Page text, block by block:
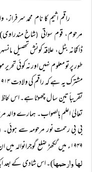
راقم اثیم کا نام محمد
مرحوم، قوم سواتی(شاخ
ڈاکخانہ بٹل، علاقہ کونش تحصیل
طور پر تو معلوم نہیں اور نہ کوئی
مشترک یہ ہے کہ راقم کی ولادت ۱۹۱۴ء کے لگ بھگ ہوئی ہے۔
تعالیٰ اعلم بالصواب۔ ہمارے والد
بی بی رحمت نور مرحومہ سے ہوئی۔
۱۹۴۹ء میں گکھڑ ضلع گوجرانوالہ میں ان کی وفات ہوئی اور یہیں وہ مدفون ہیں،
لہا وارحمہا)۔ اس شادی کے بعد